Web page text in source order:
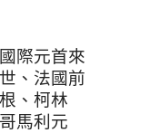
際元首來
、法國前
、柯林
馬利元